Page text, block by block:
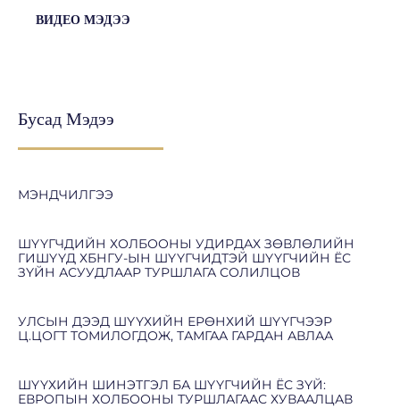
ВИДЕО МЭДЭЭ
Бусад Мэдээ
МЭНДЧИЛГЭЭ
ШҮҮГЧДИЙН ХОЛБООНЫ УДИРДАХ ЗӨВЛӨЛИЙН
ГИШҮҮД ХБНГУ-ЫН ШҮҮГЧИДТЭЙ ШҮҮГЧИЙН ЁС
ЗҮЙН АСУУДЛААР ТУРШЛАГА СОЛИЛЦОВ
УЛСЫН ДЭЭД ШҮҮХИЙН ЕРӨНХИЙ ШҮҮГЧЭЭР
Ц.ЦОГТ ТОМИЛОГДОЖ, ТАМГАА ГАРДАН АВЛАА
ШҮҮХИЙН ШИНЭТГЭЛ БА ШҮҮГЧИЙН ЁС ЗҮЙ:
ЕВРОПЫН ХОЛБООНЫ ТУРШЛАГААС ХУВААЛЦАВ